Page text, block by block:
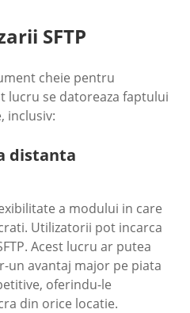
SFTP
cheie pentru
lucru se datoreaza faptului
inclusiv:
distanta
a modului in care
Utilizatorii pot incarca
Acest lucru ar putea
un avantaj major pe piata
oferindu-le
din orice locatie.